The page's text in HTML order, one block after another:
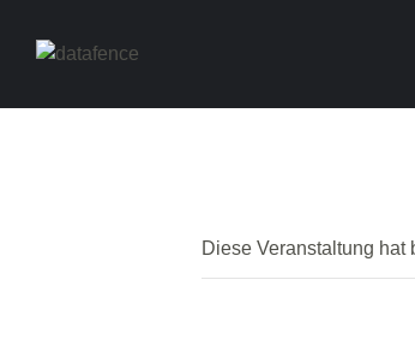
Diese Veranstaltung hat